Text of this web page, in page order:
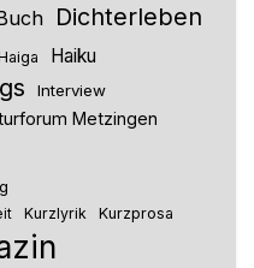
Dichterleben
Haiku
Interview
Metzingen
Kurzlyrik Kurzprosa